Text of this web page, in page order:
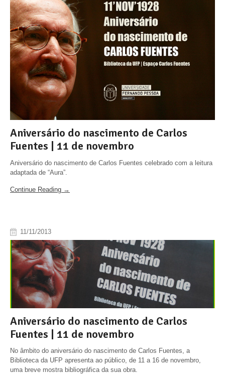
Aniversário do nascimento de Carlos
Fuentes | 11 de novembro
Aniversário do nascimento de Carlos Fuentes celebrado com a leitura
adaptada de “Aura”.
Continue Reading →
11/11/2013
Aniversário do nascimento de Carlos
Fuentes | 11 de novembro
No âmbito do aniversário do nascimento de Carlos Fuentes, a
Biblioteca da UFP apresenta ao público, de 11 a 16 de novembro,
uma breve mostra bibliográfica da sua obra.